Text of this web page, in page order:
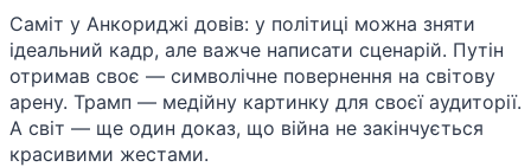
Саміт у Анкориджі довів: у політиці можна зняти
ідеальний кадр, але важче написати сценарій. Путін
отримав своє — символічне повернення на світову
арену. Трамп — медійну картинку для своєї аудиторії.
А світ — ще один доказ, що війна не закінчується
красивими жестами.